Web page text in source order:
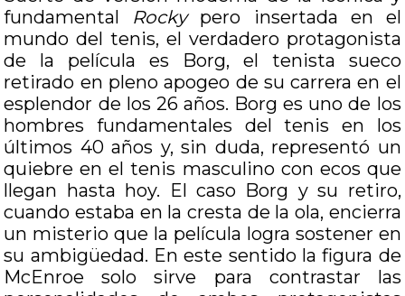
fundamental Rockypero insertada en el
mundo del tenis, el verdadero protagonista
de la película es Borg, el tenista sueco
retirado en pleno apogeo de su carrera en el
esplendor de los 26 años. Borg es uno de los
hombres fundamentales del tenis en los
últimos 40 años y, sin duda, representó un
quiebre en el tenis masculino con ecos que
llegan hasta hoy. El caso Borg y su retiro,
cuando estaba en la cresta de la ola, encierra
un misterio que la película logra sostener en
su ambigüedad. En este sentido la figura de
McEnroe solo sirve para contrastar las